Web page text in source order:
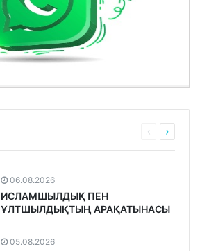
06.08.2026
ИСЛАМШЫЛДЫҚ ПЕН
ҰЛТШЫЛДЫҚТЫҢ АРАҚАТЫНАСЫ
05.08.2026